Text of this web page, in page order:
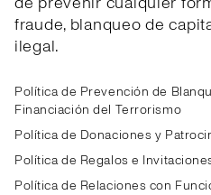
fraude, blanqueo de
ilegal.
Política de Prevención de
Financiación del Terrorismo
Política de Donaciones y
Política de Regalos e
Política de Relaciones con